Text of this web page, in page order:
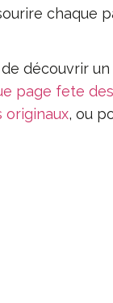
chaque
découvrir
page fete
originaux, ou